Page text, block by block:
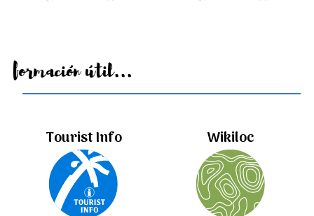
Información útil...
Tourist Info Wikiloc